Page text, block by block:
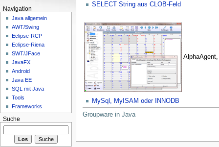
SELECT String aus CLOB-Feld
MySql, MyISAM oder INNODB
Groupware in Java
Navigation
Java allgemein
AWT/Swing
Eclipse-RCP
Eclipse-Riena
SWT/JFace
JavaFX
Android
Java EE
SQL mit Java
Tools
Frameworks
Suche